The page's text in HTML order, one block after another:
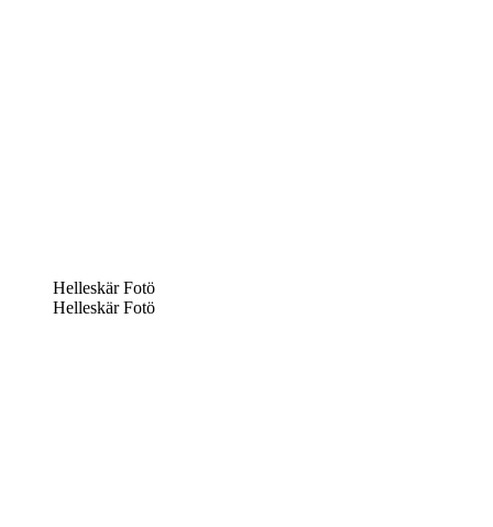
Helleskär Fotö
Helleskär Fotö